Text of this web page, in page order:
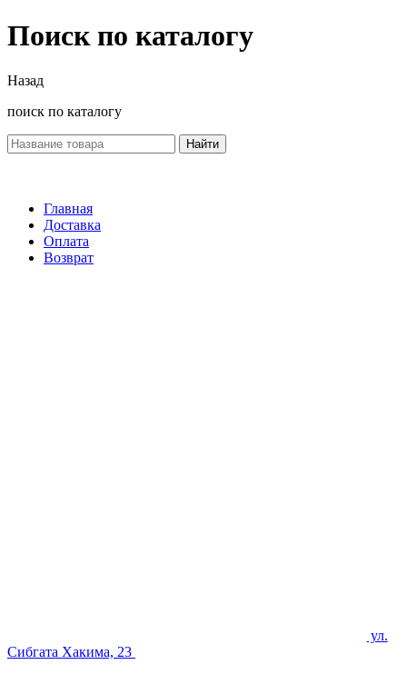
Поиск по каталогу
Назад
поиск по каталогу
Найти
Главная
Доставка
Оплата
Возврат
ул.
Сибгата Хакима, 23